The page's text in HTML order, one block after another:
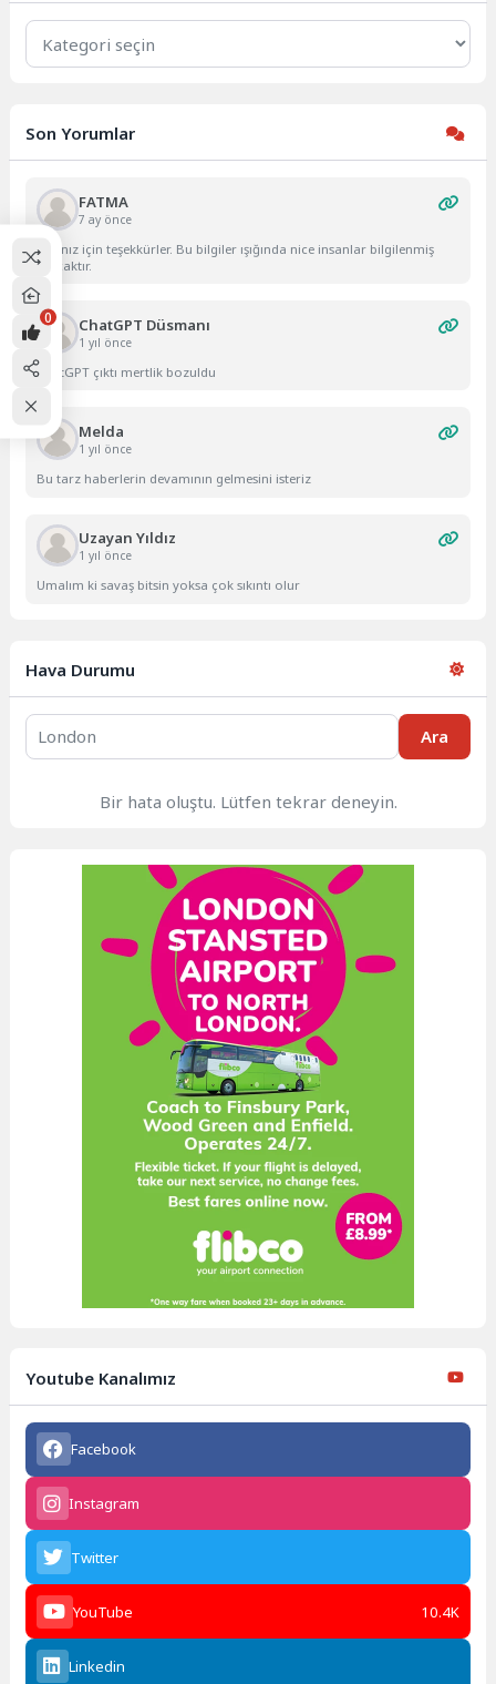
Kategoriler
Son Yorumlar
FATMA
7 ay önce
Yazınız için teşekkürler. Bu bilgiler ışığında nice insanlar bilgilenmiş
olacaktır.
ChatGPT Düsmanı
1 yıl önce
ChatGPT çıktı mertlik bozuldu
Melda
1 yıl önce
Bu tarz haberlerin devamının gelmesini isteriz
Uzayan Yıldız
1 yıl önce
Umalım ki savaş bitsin yoksa çok sıkıntı olur
Hava Durumu
Ara
Bir hata oluştu. Lütfen tekrar deneyin.
Youtube Kanalımız
Facebook
Instagram
Twitter
YouTube 10.4K
Linkedin
0